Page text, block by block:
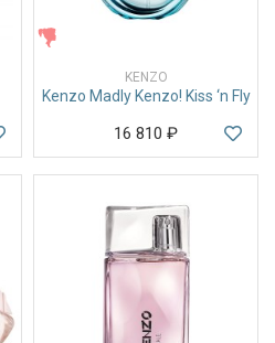
KENZO
Kenzo Madly Kenzo! Kiss ‘n Fly
16 810 ₽